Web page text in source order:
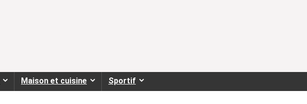
Maison et cuisine Sportif